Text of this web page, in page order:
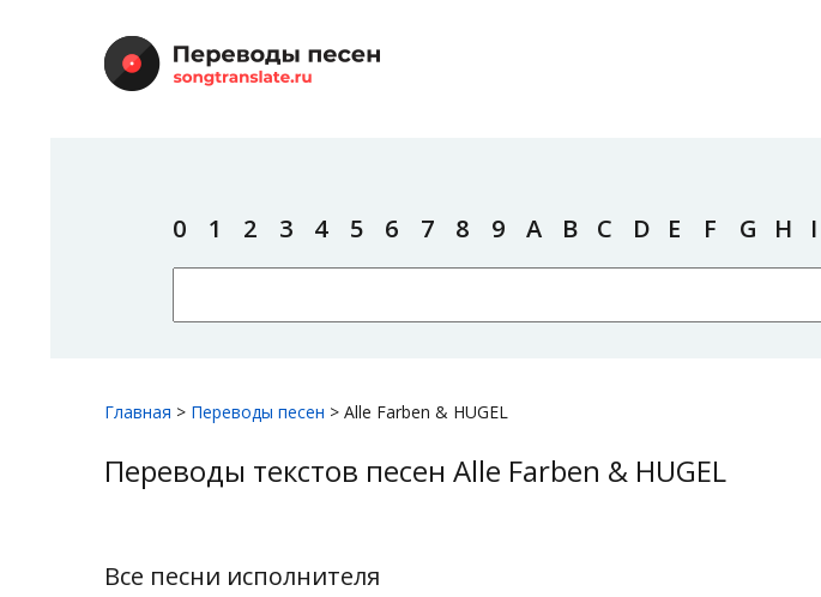
0 1 2 3 4 5 6 7 8 9 A B C D E F G H I
Главная > Переводы песен > Alle Farben & HUGEL
Переводы текстов песен Alle Farben & HUGEL
Все песни исполнителя